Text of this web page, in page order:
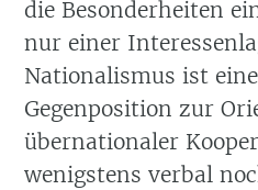
die Besonderheiten
nur einer
Nationalismus ist
Gegenposition zur
übernationaler
wenigstens verbal